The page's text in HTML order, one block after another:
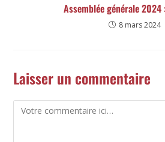
Assemblée générale 2024
8 mars 2024
Laisser un commentaire